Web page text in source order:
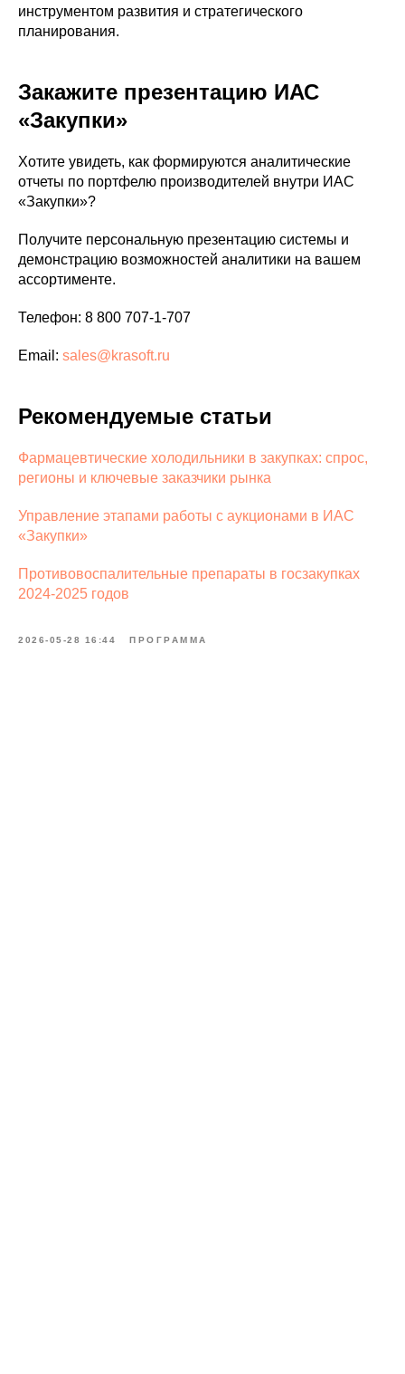
инструментом развития и стратегического
планирования.
Закажите презентацию ИАС
«Закупки»
Хотите увидеть, как формируются аналитические
отчеты по портфелю производителей внутри ИАС
«Закупки»?
Получите персональную презентацию системы и
демонстрацию возможностей аналитики на вашем
ассортименте.
Телефон: 8 800 707-1-707
Email: sales@krasoft.ru
Рекомендуемые статьи
Фармацевтические холодильники в закупках: спрос,
регионы и ключевые заказчики рынка
Управление этапами работы с аукционами в ИАС
«Закупки»
Противовоспалительные препараты в госзакупках
2024-2025 годов
2026-05-28 16:44 ПРОГРАММА